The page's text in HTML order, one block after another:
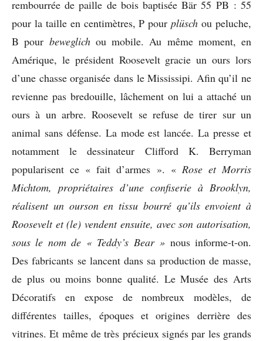
rembourrée de paille de bois baptisée Bär 55 PB : 55
pour la taille en centimètres, P pourplüsch ou peluche,
B pour beweglichou mobile. Au même moment, en
Amérique, le président Roosevelt gracie un ours lors
d’une chasse organisée dans le Mississipi. Afin qu’il ne
revienne pas bredouille, lâchement on lui a attaché un
ours à un arbre. Roosevelt se refuse de tirer sur un
animal sans défense. La mode est lancée. La presse et
notamment le dessinateur Clifford K. Berryman
popularisent ce « fait d’armes ». « Rose et Morris
Michtom, propriétaires d’une confiserie à Brooklyn,
réalisent un ourson en tissu bourré qu’ils envoient à
Roosevelt et (le) vendent ensuite, avec son autorisation,
sous le nom de « Teddy’s Bear » nous informe-t-on.
Des fabricants se lancent dans sa production de masse,
de plus ou moins bonne qualité. Le Musée des Arts
Décoratifs en expose de nombreux modèles, de
différentes tailles, époques et origines derrière des
vitrines. Et même de très précieux signés par les grands